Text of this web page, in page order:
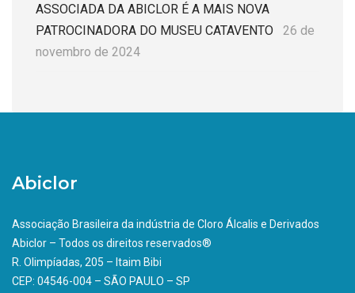
ASSOCIADA DA ABICLOR É A MAIS NOVA
PATROCINADORA DO MUSEU CATAVENTO
26 de
novembro de 2024
Abiclor
Associação Brasileira da indústria de Cloro Álcalis e Derivados
Abiclor – Todos os direitos reservados®
R. Olimpíadas, 205 – Itaim Bibi
CEP: 04546-004 – SÃO PAULO – SP